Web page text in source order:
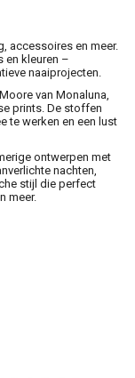
accessoires en meer.
en kleuren –
naaiprojecten.
van Monaluna,
prints. De stoffen
te werken en een lust
ontwerpen met
nachten,
stijl die perfect
meer.